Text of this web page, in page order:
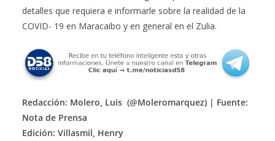
detalles que requiera e informarle sobre la realidad de la
COVID- 19 en Maracaibo y en general en el Zulia.
Redacción: Molero, Luis (@Moleromarquez) | Fuente:
Nota de Prensa
Edición: Villasmil, Henry